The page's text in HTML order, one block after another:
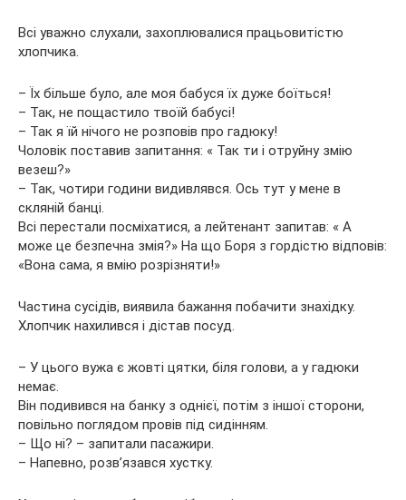
Всі уважно слухали, захоплювалися працьовитістю
хлопчика.
– Їх більше було, але моя бабуся їх дуже боїться!
– Так, не пощастило твоїй бабусі!
– Так я їй нічого не розповів про гадюку!
Чоловік поставив запитання: « Так ти і отруйну змію
везеш?»
– Так, чотири години видивлявся. Ось тут у мене в
скляній банці.
Всі перестали посміхатися, а лейтенант запитав: « А
може це безпечна змія?» На що Боря з гордістю відповів:
«Вона сама, я вмію розрізняти!»
Частина сусідів, виявила бажання побачити знахідку.
Хлопчик нахилився і дістав посуд.
– У цього вужа є жовті цятки, біля голови, а у гадюки
немає.
Він подивився на банку з однієї, потім з іншої сторони,
повільно поглядом провів під сидінням.
– Що ні? – запитали пасажири.
– Напевно, розв’язався хустку.